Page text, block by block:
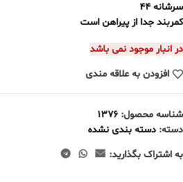
سرشانه ۴۴
کمربند جدا از پیراهن است
در انبار موجود نمی باشد
افزودن به علاقه مندی
شناسه محصول: ۱۳۷۶
دسته: دسته بندی نشده
به اشتراک بگذارید: